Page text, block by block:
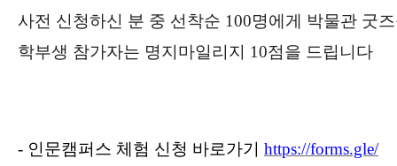
사전 신청하신 분 중 선착순 100명에게 박물관 굿
학부생 참가자는 명지마일리지
10점을 드립니다
- 인문캠퍼스 체험 신청 바로가기 https://forms.gle/